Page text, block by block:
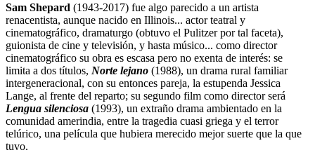
Sam Shepard (1943-2017) fue algo parecido a un artista
renacentista, aunque nacido en Illinois... actor teatral y
cinematográfico, dramaturgo (obtuvo el Pulitzer por tal faceta),
guionista de cine y televisión, y hasta músico... como director
cinematográfico su obra es escasa pero no exenta de interés: se
limita a dos títulos, Norte lejano (1988), un drama rural familiar
intergeneracional, con su entonces pareja, la estupenda Jessica
Lange, al frente del reparto; su segundo film como director será
Lengua silenciosa (1993), un extraño drama ambientado en la
comunidad amerindia, entre la tragedia cuasi griega y el terror
telúrico, una película que hubiera merecido mejor suerte que la que
tuvo.